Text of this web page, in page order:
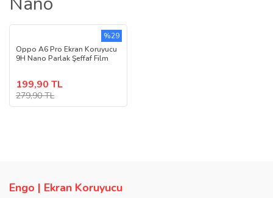
Oppo A6 Pro Ekran Koruyucu
9H Nano Parlak Şeffaf Film
199,90 TL
279,90 TL
%29
Engo | Ekran Koruyucu